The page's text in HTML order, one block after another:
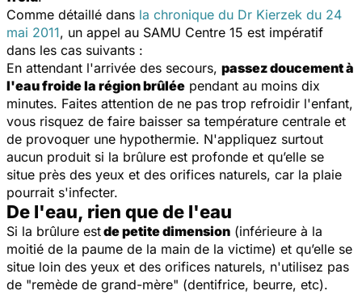
Comme détaillé dans la chronique du Dr Kierzek du 24
mai 2011, un appel au SAMU Centre 15 est impératif
dans les cas suivants :
En attendant l'arrivée des secours, passez doucement à
l'eau froide la région brûlée pendant au moins dix
minutes. Faites attention de ne pas trop refroidir l'enfant,
vous risquez de faire baisser sa température centrale et
de provoquer une hypothermie. N'appliquez surtout
aucun produit si la brûlure est profonde et qu’elle se
situe près des yeux et des orifices naturels, car la plaie
pourrait s'infecter.
De l'eau, rien que de l'eau
Si la brûlure estde petite dimension (inférieure à la
moitié de la paume de la main de la victime) et qu’elle se
situe loin des yeux et des orifices naturels, n'utilisez pas
de "remède de grand-mère" (dentifrice, beurre, etc).